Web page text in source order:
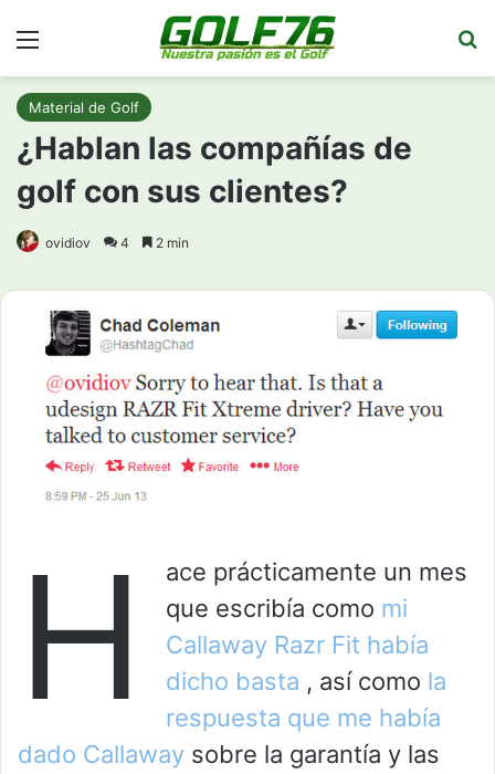
Material de Golf
¿Hablan las compañías de
golf con sus clientes?
ovidiov 4 2 min
H
ace prácticamente un mes
que escribía como mi
Callaway Razr Fit había
dicho basta , así como la
respuesta que me había
dado Callaway sobre la garantía y las